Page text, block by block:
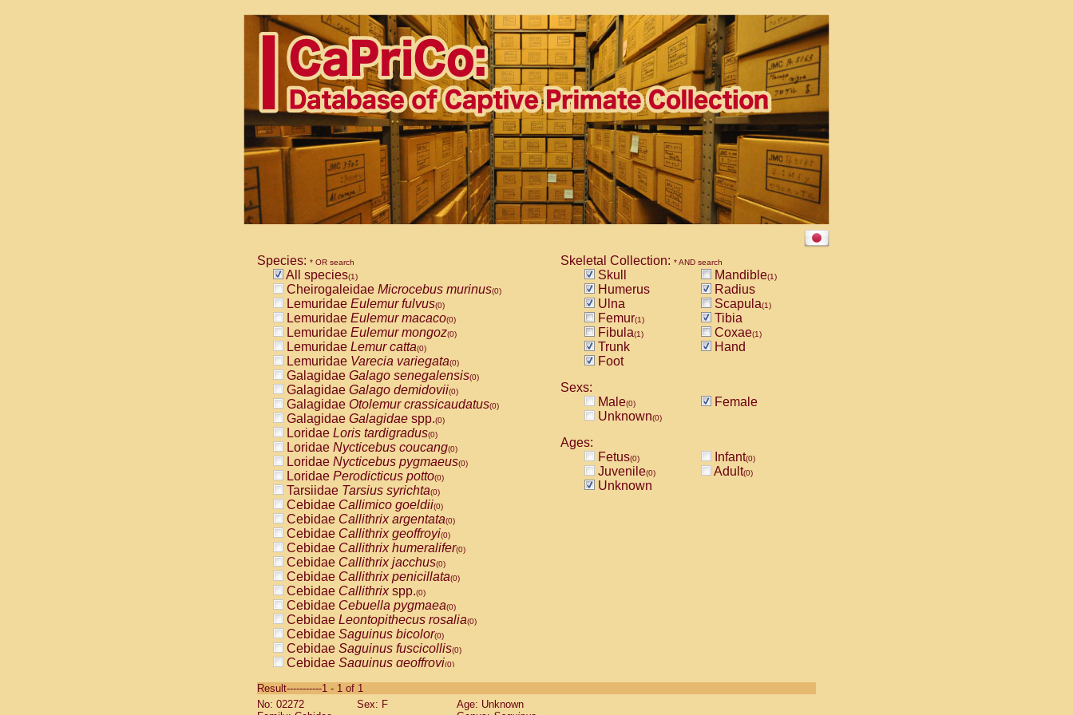
Species: * OR search
All species(1)
Cheirogaleidae Microcebus murinus(0)
Lemuridae Eulemur fulvus(0)
Lemuridae Eulemur macaco(0)
Lemuridae Eulemur mongoz(0)
Lemuridae Lemur catta(0)
Lemuridae Varecia variegata(0)
Galagidae Galago senegalensis(0)
Galagidae Galago demidovii(0)
Galagidae Otolemur crassicaudatus(0)
Galagidae Galagidae spp.(0)
Loridae Loris tardigradus(0)
Loridae Nycticebus coucang(0)
Loridae Nycticebus pygmaeus(0)
Loridae Perodicticus potto(0)
Tarsiidae Tarsius syrichta(0)
Cebidae Callimico goeldii(0)
Cebidae Callithrix argentata(0)
Cebidae Callithrix geoffroyi(0)
Cebidae Callithrix humeralifer(0)
Cebidae Callithrix jacchus(0)
Cebidae Callithrix penicillata(0)
Cebidae Callithrixspp.(0)
Cebidae Cebuella pygmaea(0)
Cebidae Leontopithecus rosalia(0)
Cebidae Saguinus bicolor(0)
Cebidae Saguinus fuscicollis(0)
Cebidae Saguinus geoffroyi(0)
CebidaeSaguinus labiatus(0)
Cebidae Saguinus leucopus (0)
Skeletal Collection: * AND search
Skull Mandible(1)
Humerus
Radius
Ulna
Scapula(1)
Femur(1)
Tibia
Fibula(1) Coxae(1)
Trunk
Hand
Foot
Sexs:
Male(0)
Female
Unknown(0)
Ages:
Fetus(0) Infant(0)
Juvenile(0) Adult(0)
Unknown
Result-----------1 - 1 of 1
No: 02272
Sex: F
Age: Unknown